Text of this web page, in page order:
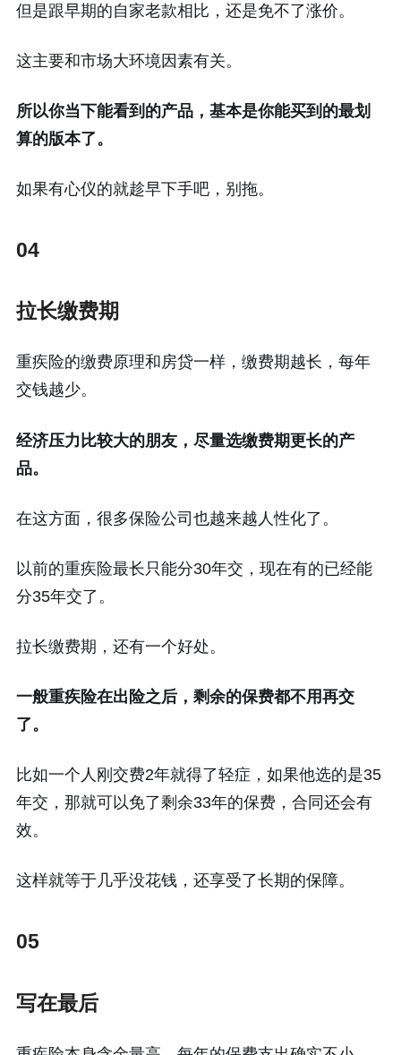
但是跟早期的自家老款相比，还是免不了涨价。
这主要和市场大环境因素有关。
所以你当下能看到的产品，基本是你能买到的最划
算的版本了。
如果有心仪的就趁早下手吧，别拖。
04
拉长缴费期
重疾险的缴费原理和房贷一样，缴费期越长，每年
交钱越少。
经济压力比较大的朋友，尽量选缴费期更长的产
品。
在这方面，很多保险公司也越来越人性化了。
以前的重疾险最长只能分30年交，现在有的已经能
分35年交了。
拉长缴费期，还有一个好处。
一般重疾险在出险之后，剩余的保费都不用再交
了。
比如一个人刚交费2年就得了轻症，如果他选的是35
年交，那就可以免了剩余33年的保费，合同还会有
效。
这样就等于几乎没花钱，还享受了长期的保障。
05
写在最后